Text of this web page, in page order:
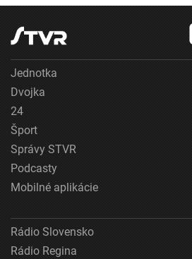
Jednotka
Dvojka
24
Šport
Správy STVR
Podcasty
Mobilné aplikácie
Rádio Slovensko
Rádio Regina